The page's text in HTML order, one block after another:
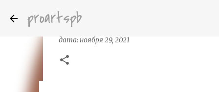
proartspb
дата:ноября 29, 2021